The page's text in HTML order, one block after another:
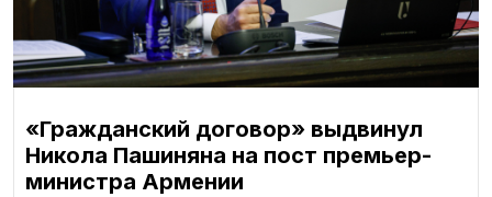
«Гражданский договор» выдвинул
Никола Пашиняна на пост премьер-
министра Армении